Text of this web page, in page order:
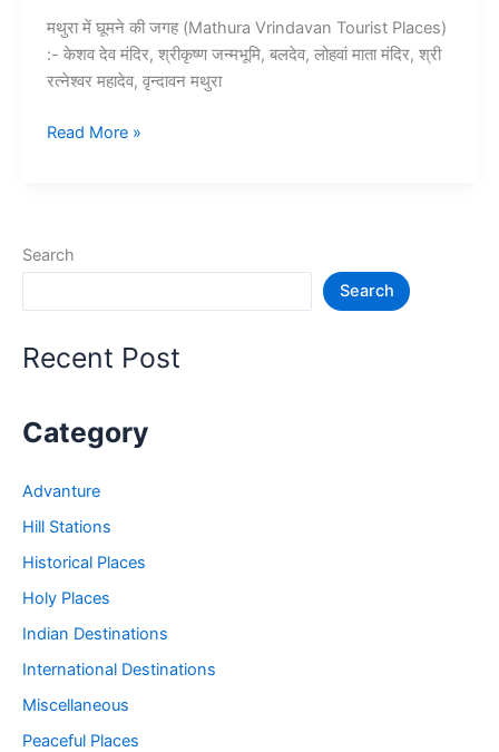
मथुरा में घूमने की जगह (Mathura Vrindavan Tourist Places)
:- केशव देव मंदिर, श्रीकृष्ण जन्मभूमि, बलदेव, लोहवां माता मंदिर, श्री
रत्नेश्वर महादेव, वृन्दावन मथुरा
10+
जगह
Vrindavan
Tourist
Read More »
Search
Search
Recent Post
Category
Advanture
Hill Stations
Historical Places
Holy Places
Indian Destinations
International Destinations
Miscellaneous
Peaceful Places